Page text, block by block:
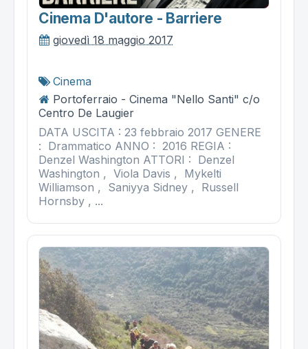
Cinema D'autore - Barriere
giovedì 18 maggio 2017
Cinema
Portoferraio - Cinema "Nello Santi" c/o
Centro De Laugier
DATA USCITA : 23 febbraio 2017 GENERE
: Drammatico ANNO : 2016 REGIA :
Denzel Washington ATTORI : Denzel
Washington , Viola Davis , Mykelti
Williamson , Saniyya Sidney , Russell
Hornsby , ...